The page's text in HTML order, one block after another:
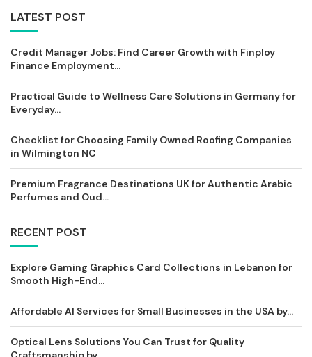
LATEST POST
Credit Manager Jobs: Find Career Growth with Finploy
Finance Employment...
Practical Guide to Wellness Care Solutions in Germany for
Everyday...
Checklist for Choosing Family Owned Roofing Companies
in Wilmington NC
Premium Fragrance Destinations UK for Authentic Arabic
Perfumes and Oud...
RECENT POST
Explore Gaming Graphics Card Collections in Lebanon for
Smooth High-End...
Affordable AI Services for Small Businesses in the USA by...
Optical Lens Solutions You Can Trust for Quality